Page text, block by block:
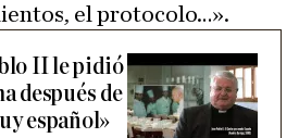
el protocolo…».
II le pidió
después de
español»